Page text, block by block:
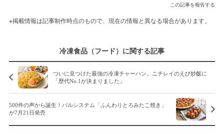
この記事を報告する
※掲載情報は記事制作時点のもので、現在の情報と異なる場合があります。
冷凍食品（フード）に関する記事
ついに見つけた最強の冷凍チャーハン。ニチレイのえび炒飯に
「歴代No.1が決まりました」
500件の声から誕生！パルシステム「ふんわりとろみたこ焼き」
が7月21日発売